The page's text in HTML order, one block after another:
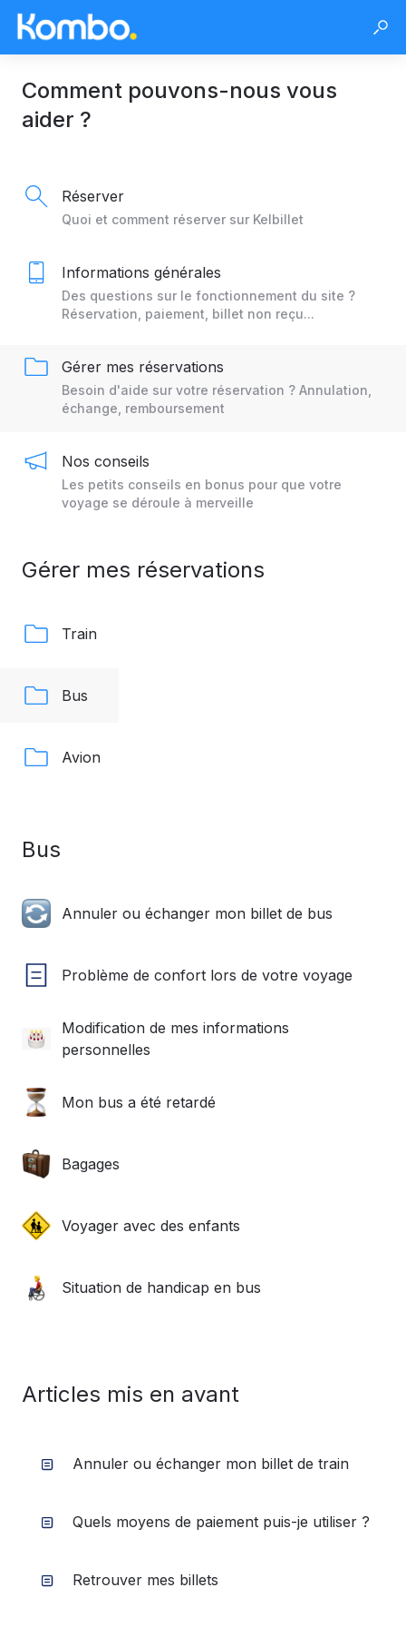
Comment pouvons-nous vous
aider ?
Réserver
Quoi et comment réserver sur Kelbillet
Informations générales
Des questions sur le fonctionnement du site ?
Réservation, paiement, billet non reçu...
Gérer mes réservations
Besoin d'aide sur votre réservation ? Annulation,
échange, remboursement
Nos conseils
Les petits conseils en bonus pour que votre
voyage se déroule à merveille
Gérer mes réservations
Train
Bus
Avion
Bus
Annuler ou échanger mon billet de bus
Problème de confort lors de votre voyage
Modification de mes informations
personnelles
Mon bus a été retardé
Bagages
Voyager avec des enfants
Situation de handicap en bus
Articles mis en avant
Annuler ou échanger mon billet de train
Quels moyens de paiement puis-je utiliser ?
Retrouver mes billets